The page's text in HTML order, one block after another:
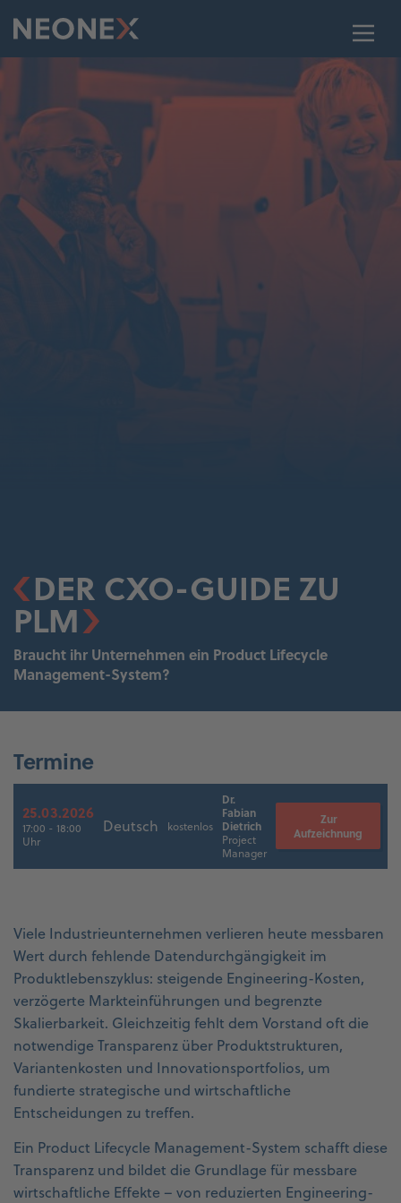
DER CXO-GUIDE ZU
PLM
Braucht ihr Unternehmen ein Product Lifecycle
Management-System?
Termine
25.03.2026
17:00 - 18:00
Uhr
Deutsch kostenlos
Dr.
Fabian
Dietrich
Project
Manager
Zur
Aufzeichnung
Viele Industrieunternehmen verlieren heute messbaren
Wert durch fehlende Datendurchgängigkeit im
Produktlebenszyklus: steigende Engineering-Kosten,
verzögerte Markteinführungen und begrenzte
Skalierbarkeit. Gleichzeitig fehlt dem Vorstand oft die
notwendige Transparenz über Produktstrukturen,
Variantenkosten und Innovationsportfolios, um
fundierte strategische und wirtschaftliche
Entscheidungen zu treffen.
Ein Product Lifecycle Management-System schafft diese
Transparenz und bildet die Grundlage für messbare
wirtschaftliche Effekte – von reduzierten Engineering-